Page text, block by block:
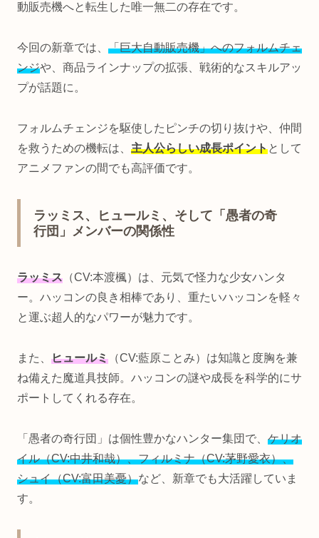
動販売機へと転生した唯一無二の存在です。
今回の新章では、 「巨大自動販売機」へのフォルムチェ
ンジや、商品ラインナップの拡張、戦術的なスキルアッ
プが話題に。
フォルムチェンジを駆使したピンチの切り抜けや、仲間
を救うための機転は、 主人公らしい成長ポイントとして
アニメファンの間でも高評価です。
ラッミス、ヒュールミ、そして「愚者の奇
行団」メンバーの関係性
ラッミス （CV:本渡楓）は、元気で怪力な少女ハンタ
ー。ハッコンの良き相棒であり、重たいハッコンを軽々
と運ぶ超人的なパワーが魅力です。
また、 ヒュールミ （CV:藍原ことみ）は知識と度胸を兼
ね備えた魔道具技師。ハッコンの謎や成長を科学的にサ
ポートしてくれる存在。
「愚者の奇行団」は個性豊かなハンター集団で、 ケリオ
イル（CV:中井和哉）、フィルミナ（CV:茅野愛衣）、
シュイ（CV:富田美憂）など、新章でも大活躍していま
す。